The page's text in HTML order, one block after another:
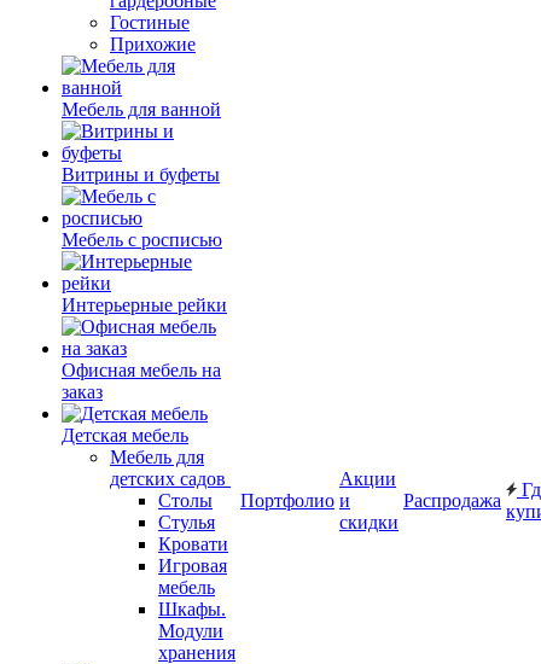
Гостиные
Прихожие
Мебель для ванной
Витрины и буфеты
Мебель с росписью
Интерьерные рейки
Офисная мебель на
заказ
Детская мебель
Мебель для
детских садов
Столы
Стулья
Кровати
Игровая
мебель
Шкафы.
Модули
хранения
Портфолио
Акции
и
скидки
Распродажа